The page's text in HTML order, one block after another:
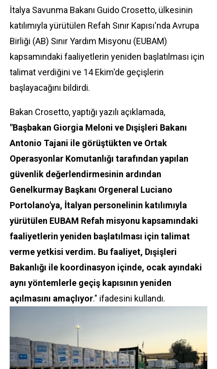
İtalya Savunma Bakanı Guido Crosetto, ülkesinin
katılımıyla yürütülen Refah Sınır Kapısı'nda Avrupa
Birliği (AB) Sınır Yardım Misyonu (EUBAM)
kapsamındaki faaliyetlerin yeniden başlatılması için
talimat verdiğini ve 14 Ekim'de geçişlerin
başlayacağını bildirdi.
Bakan Crosetto, yaptığı yazılı açıklamada,
"Başbakan Giorgia Meloni ve Dışişleri Bakanı
Antonio Tajani ile görüştükten ve Ortak
Operasyonlar Komutanlığı tarafından yapılan
güvenlik değerlendirmesinin ardından
Genelkurmay Başkanı Orgeneral Luciano
Portolano'ya, İtalyan personelinin katılımıyla
yürütülen EUBAM Refah misyonu kapsamındaki
faaliyetlerin yeniden başlatılması için talimat
verme yetkisi verdim. Bu faaliyet, Dışişleri
Bakanlığı ile koordinasyon içinde, ocak ayındaki
aynı yöntemlerle geçiş kapısının yeniden
açılmasını amaçlıyor." ifadesini kullandı.